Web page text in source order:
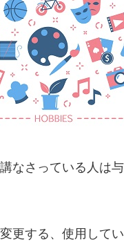
なさっている人は
更する、使用して